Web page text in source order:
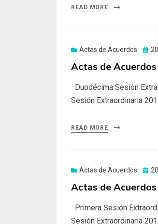
READ MORE
Actas de Acuerdos
on
Actas de
Duodécima Sesión
Sesión Extraordinaria
READ MORE
Actas de Acuerdos
on
Actas de
Primera Sesión
Sesión Extraordinaria